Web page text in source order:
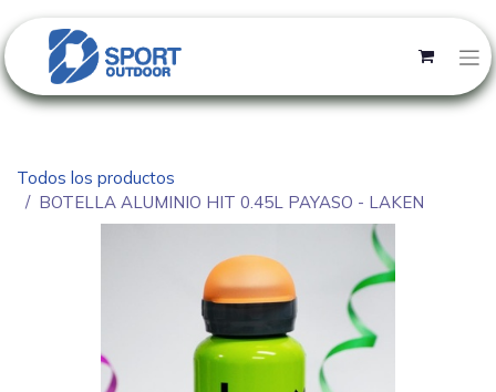
Todos los productos
BOTELLA ALUMINIO HIT 0.45L PAYASO - LAKEN